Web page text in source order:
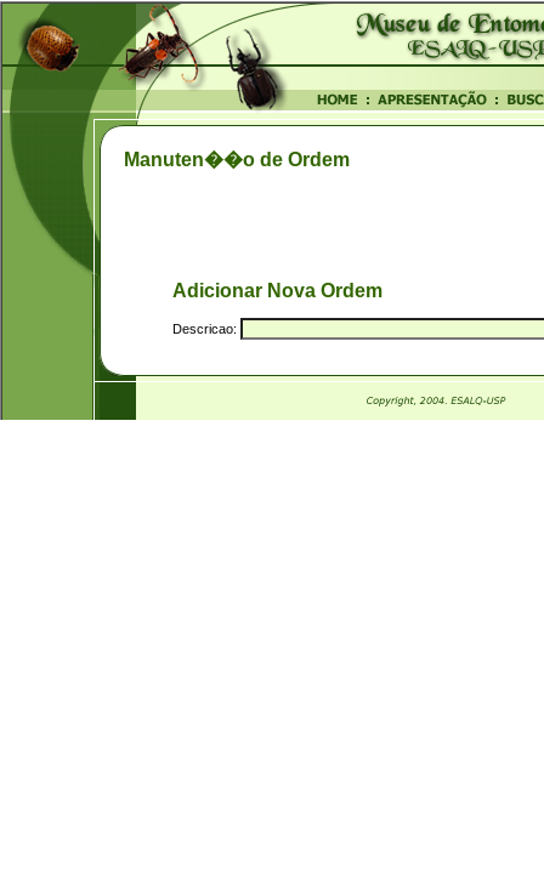
Manuten��o de Ordem
Adicionar Nova Ordem
Descricao: